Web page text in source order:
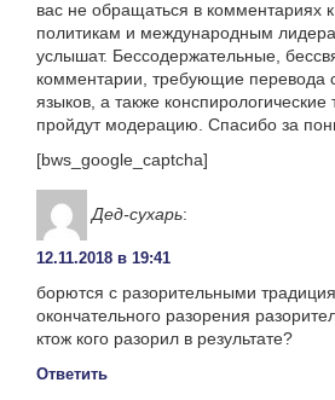
вас не обращаться в комментариях к
политикам и международным
услышат. Бессодержательные,
комментарии, требующие перевода с
языков, а также
пройдут модерацию. Спасибо за
[bws_google_captcha]
Дед-сухарь:
12.11.2018 в 19:41
борются с разорительными
окончательного разорения
ктож кого разорил в результате?
Ответить